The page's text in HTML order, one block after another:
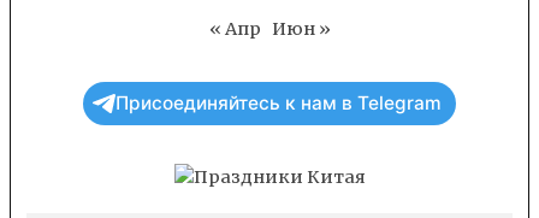
« Апр Июн »
Присоединяйтесь к нам в Telegram